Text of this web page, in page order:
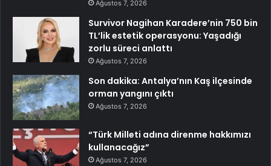
Ağustos 7, 2026
Survivor Nagihan Karadere’nin 750 bin
TL’lik estetik operasyonu: Yaşadığı
zorlu süreci anlattı
Ağustos 7, 2026
Son dakika: Antalya’nın Kaş ilçesinde
orman yangını çıktı
Ağustos 7, 2026
“Türk Milleti adına direnme hakkımızı
kullanacağız”
Ağustos 7, 2026